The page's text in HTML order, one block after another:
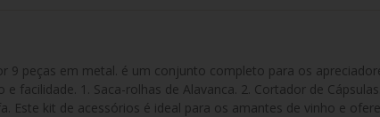
9 peças em metal. é um conjunto completo para os
facilidade. 1. Saca-rolhas de Alavanca. 2. Cortador de
Este kit de acessórios é ideal para os amantes de vinho e